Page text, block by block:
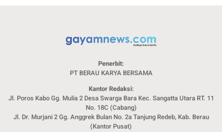
Penerbit:
PT BERAU KARYA BERSAMA
Kantor Redaksi:
Jl. Poros Kabo Gg. Mulia 2 Desa Swarga Bara Kec. Sangatta Utara RT. 11
No. 18C (Cabang)
Jl. Dr. Murjani 2 Gg. Anggrek Bulan No. 2a Tanjung Redeb, Kab. Berau
(Kantor Pusat)